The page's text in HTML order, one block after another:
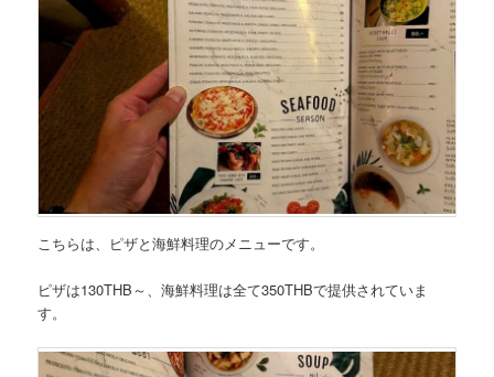
こちらは、 ピザと海鮮料理のメニューです。
ピザは130THB～ 、海鮮料理は全て350THBで提供されていま
す。